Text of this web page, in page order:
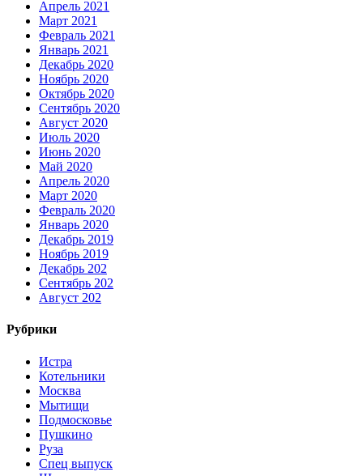
Апрель 2021
Март 2021
Февраль 2021
Январь 2021
Декабрь 2020
Ноябрь 2020
Октябрь 2020
Сентябрь 2020
Август 2020
Июль 2020
Июнь 2020
Май 2020
Апрель 2020
Март 2020
Февраль 2020
Январь 2020
Декабрь 2019
Ноябрь 2019
Декабрь 202
Сентябрь 202
Август 202
Рубрики
Истра
Котельники
Москва
Мытищи
Подмосковье
Пушкино
Руза
Спец выпуск